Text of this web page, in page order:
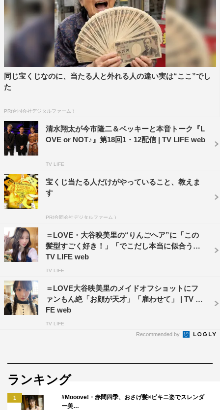
同じ宝くじなのに、当たる人と外れる人の違い実は“ここ”でし
た
PR(合同会社デジタルファーム )
清水翔太が今市隆二＆ベッキーと本音トーク『L
OVE or NOT♪』第18回1・12配信 | TV LIFE web
TV LIFE
宝くじ当たる人だけがやっていること、教えま
す
PR(合同会社デジタルファーム )
＝LOVE・大谷映美里の“りんごヘア”に「この
髪型すごく好き！」「でこだし本当に似合う」 |
TV LIFE web
TV LIFE
＝LOVE大谷映美里のメイドオフショットにフ
ァンもん絶「お顔が天才」「雇わせて」 | TV LI
FE web
TV LIFE
Recommended by
ランキング
1
#Mooove!・赤間四季、おさげ髪×ビキニ姿でスレンダ
ー美…